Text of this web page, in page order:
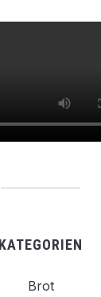
KATEGORIEN
Brot